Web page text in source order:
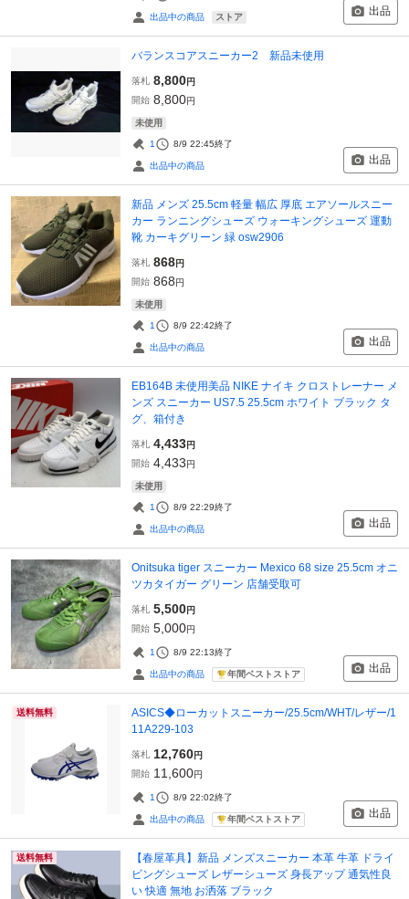
出品中の商品 ストア 出品
バランスコアスニーカー2 新品未使用
落札 8,800円
開始 8,800円
未使用
1 8/9 22:45終了
出品中の商品 出品
新品 メンズ 25.5cm 軽量 幅広 厚底 エアソールスニー
カー ランニングシューズ ウォーキングシューズ 運動
靴 カーキグリーン 緑 osw2906
落札 868円
開始 868円
未使用
1 8/9 22:42終了
出品中の商品 出品
EB164B 未使用美品 NIKE ナイキ クロストレーナー メ
ンズ スニーカー US7.5 25.5cm ホワイト ブラック タ
グ、箱付き
落札 4,433円
開始 4,433円
未使用
1 8/9 22:29終了
出品中の商品 出品
Onitsuka tiger スニーカー Mexico 68 size 25.5cm オニ
ツカタイガー グリーン 店舗受取可
落札 5,500円
開始 5,000円
1 8/9 22:13終了
出品中の商品 年間ベストストア 出品
送料無料
ASICS◆ローカットスニーカー/25.5cm/WHT/レザー/1
11A229-103
落札 12,760円
開始 11,600円
1 8/9 22:02終了
出品中の商品 年間ベストストア 出品
送料無料
【春屋革具】新品 メンズスニーカー 本革 牛革 ドライ
ビングシューズ レザーシューズ 身長アップ 通気性良
い 快適 無地 お洒落 ブラック